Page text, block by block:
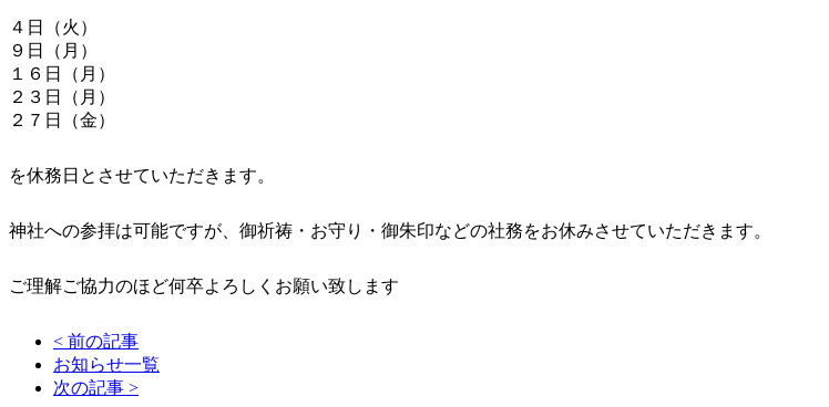
４日（火）
９日（月）
１６日（月）
２３日（月）
２７日（金）
を休務日とさせていただきます。
神社への参拝は可能ですが、御祈祷・お守り・御朱印などの社務をお休みさせていただきます。
ご理解ご協力のほど何卒よろしくお願い致します
< 前の記事
お知らせ一覧
次の記事 >